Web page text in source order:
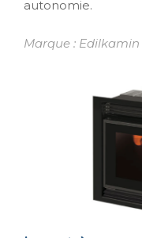
autonomie.
Marque : Edilkamin